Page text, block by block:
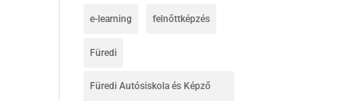
e-learning felnőttképzés
Füredi
Füredi Autósiskola és Képző